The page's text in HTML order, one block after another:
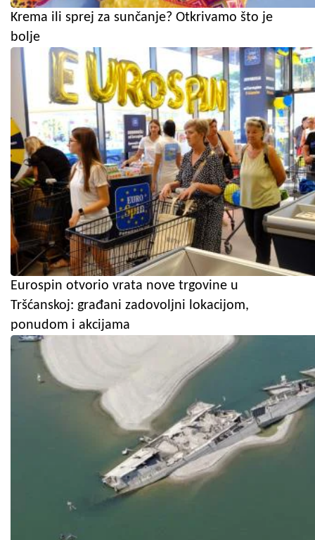
Krema ili sprej za sunčanje? Otkrivamo što je
bolje
Eurospin otvorio vrata nove trgovine u
Tršćanskoj: građani zadovoljni lokacijom,
ponudom i akcijama